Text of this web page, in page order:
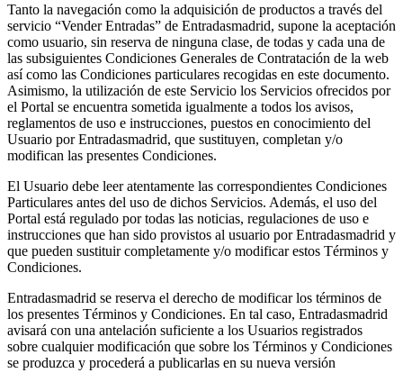
Tanto la navegación como la adquisición de productos a través del
servicio “Vender Entradas” de Entradasmadrid, supone la aceptación
como usuario, sin reserva de ninguna clase, de todas y cada una de
las subsiguientes Condiciones Generales de Contratación de la web
así como las Condiciones particulares recogidas en este documento.
Asimismo, la utilización de este Servicio los Servicios ofrecidos por
el Portal se encuentra sometida igualmente a todos los avisos,
reglamentos de uso e instrucciones, puestos en conocimiento del
Usuario por Entradasmadrid, que sustituyen, completan y/o
modifican las presentes Condiciones.
El Usuario debe leer atentamente las correspondientes Condiciones
Particulares antes del uso de dichos Servicios. Además, el uso del
Portal está regulado por todas las noticias, regulaciones de uso e
instrucciones que han sido provistos al usuario por Entradasmadrid y
que pueden sustituir completamente y/o modificar estos Términos y
Condiciones.
Entradasmadrid se reserva el derecho de modificar los términos de
los presentes Términos y Condiciones. En tal caso, Entradasmadrid
avisará con una antelación suficiente a los Usuarios registrados
sobre cualquier modificación que sobre los Términos y Condiciones
se produzca y procederá a publicarlas en su nueva versión